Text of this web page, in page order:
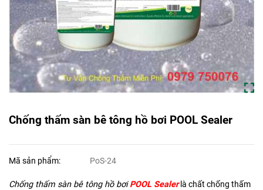
Chống thấm sàn bê tông hồ bơi POOL Sealer
Mã sản phẩm: PoS-24
Chống thấm sàn bê tông hồ bơiPOOL Sealerlà chất chống thấm